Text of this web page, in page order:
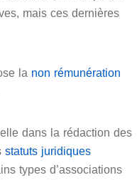
mais ces dernières
la non rémunération
dans la rédaction des
statuts juridiques
types d’associations